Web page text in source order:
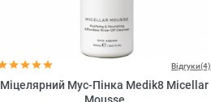
Відгуки(4)
Міцелярний Мус-Пінка Medik8 Micellar